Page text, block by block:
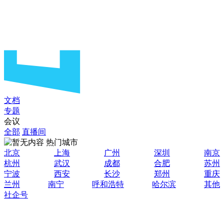
文档
专题
会议
全部 直播间
热门城市
北京
上海 广州 深圳
南京
杭州
武汉 成都 合肥
苏州
宁波
西安 长沙 郑州
重庆
兰州
南宁 呼和浩特 哈尔滨
其他
社企号